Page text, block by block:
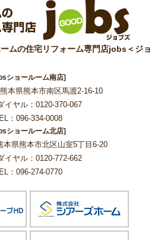
ムの住宅リフォーム専門店jobs＜ジョ
ショールーム南店]
本県熊本市南区馬渡2-16-10
イヤル：0120-370-067
：096-334-0008
ショールーム北店]
県熊本市北区山室5丁目6-20
イヤル：0120-772-662
：096-274-0770